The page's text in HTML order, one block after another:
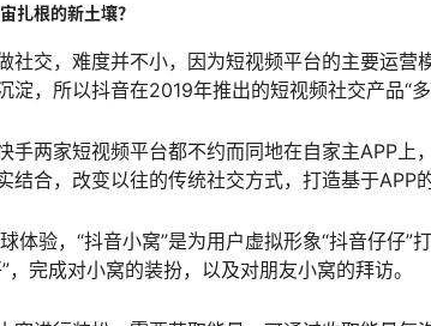
扎根的新土壤？
社交，难度并不小，因为短视频平台的主要运
淀，所以抖音在2019年推出的短视频社交产品“
手两家短视频平台都不约而同地在自家主APP
结合，改变以往的传统社交方式，打造基于APP
体验，“抖音小窝”是为用户虚拟形象“抖音仔仔
，完成对小窝的装扮，以及对朋友小窝的拜访。